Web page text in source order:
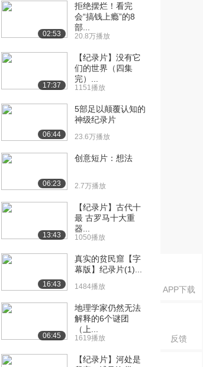
APP下载
反馈
叶变换、级数和...
6.0万播放
[15] BBC纪录片：关于减
肥你不知道的1...
8.0万播放
失落宝藏-来生的...
4.3万播放
[21] BBC纪录片：如何减
48:24
[22] 尼古拉·特斯拉纪录
25:18
[23] PBS神级纪录片：尼
1:12:01
生学习习惯和方...
02:53
拒绝摆烂！看完
会“搞钱上瘾”的8
部...
20.8万播放
17:37
【纪录片】没有它
们的世界（四集
完）...
1151播放
06:44
5部足以颠覆认知的
神级纪录片
23.6万播放
06:23
创意短片：想法
2.7万播放
13:43
【纪录片】古代十
最 古罗马十大重
器...
1050播放
16:43
真实的贫民窟【字
幕版】纪录片(1)...
1484播放
06:45
地理学家仍然无法
解释的6个谜团
（上...
1619播放
【纪录片】河处是